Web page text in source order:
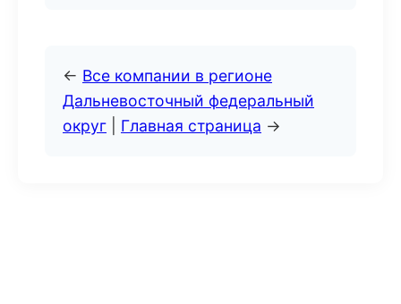
← Все компании в регионе
Дальневосточный федеральный
округ
Главная страница →